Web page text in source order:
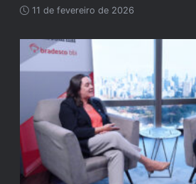
11 de fevereiro de 2026